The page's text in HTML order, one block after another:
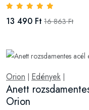
13 490 Ft 16 863 Ft
Orion Edények
Anett
Orion